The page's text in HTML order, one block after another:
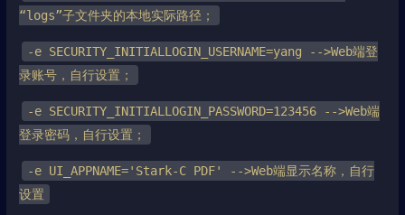
“logs”子文件夹的本地实际路径；
-e SECURITY_INITIALLOGIN_USERNAME=yang -->Web端登
录账号，自行设置；
-e SECURITY_INITIALLOGIN_PASSWORD=123456 -->Web端
登录密码，自行设置；
-e UI_APPNAME='Stark-C PDF' -->Web端显示名称，自行
设置